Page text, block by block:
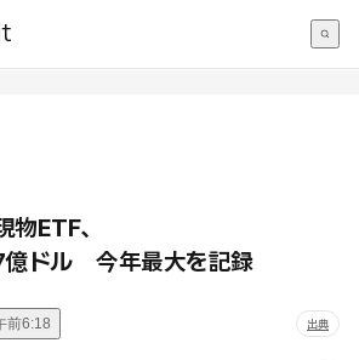
ETF、
億ドル 今年最大を記録
前6:18 出典